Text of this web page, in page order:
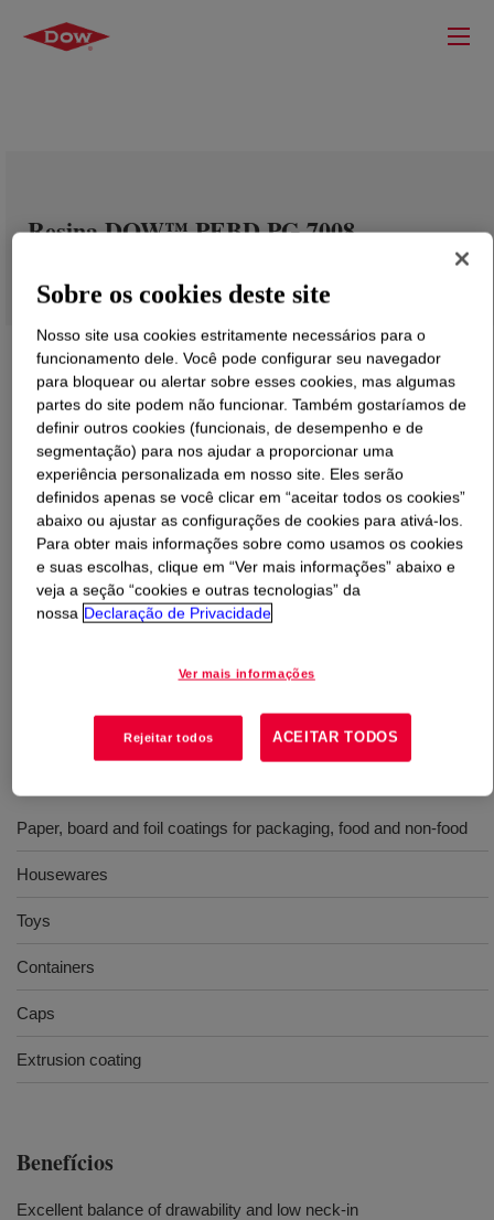
Resina DOW™ PEBD PG 7008
O que éResina DOW™ PEBD PG 7008?
Designed to exhibit good processability, balanced
physical properties, good rigidity and surface gloss, and
molded. Applications: - Housewares - Toys - Containers -
Paper, board and foil coatings for packaging, food and non-food
Housewares
Toys
Containers
Caps
Extrusion coating
Benefícios
Excellent balance of drawability and low neck-in
Sobre os cookies deste site
Nosso site usa cookies estritamente necessários para o
funcionamento dele. Você pode configurar seu navegador
para bloquear ou alertar sobre esses cookies, mas algumas
partes do site podem não funcionar. Também gostaríamos de
definir outros cookies (funcionais, de desempenho e de
segmentação) para nos ajudar a proporcionar uma
experiência personalizada em nosso site. Eles serão
definidos apenas se você clicar em “aceitar todos os cookies”
abaixo ou ajustar as configurações de cookies para ativá-los.
Para obter mais informações sobre como usamos os cookies
e suas escolhas, clique em “Ver mais informações” abaixo e
veja a seção “cookies e outras tecnologias” da
nossa Declaração de Privacidade
Ver mais informações
Rejeitar todos ACEITAR TODOS